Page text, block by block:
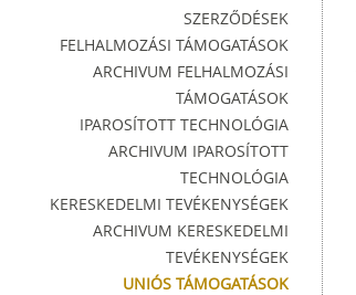
SZERZŐDÉSEK
FELHALMOZÁSI TÁMOGATÁSOK
ARCHIVUM FELHALMOZÁSI
TÁMOGATÁSOK
IPAROSÍTOTT TECHNOLÓGIA
ARCHIVUM IPAROSÍTOTT
TECHNOLÓGIA
KERESKEDELMI TEVÉKENYSÉGEK
ARCHIVUM KERESKEDELMI
TEVÉKENYSÉGEK
UNIÓS TÁMOGATÁSOK